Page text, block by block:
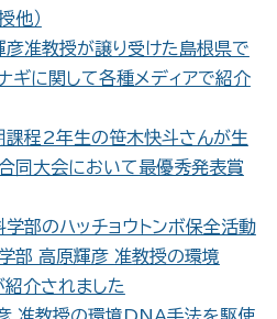
他）
准教授が譲り受けた島根県で
ギに関して各種メディアで紹介
課程2年生の笹木快斗さんが生
同大会において最優秀発表賞
部のハッチョウトンボ保全活動
部 高原輝彦 准教授の環境
介されました